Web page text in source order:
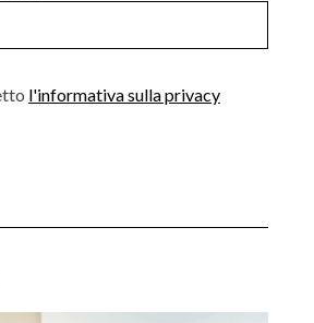
l'informativa sulla privacy